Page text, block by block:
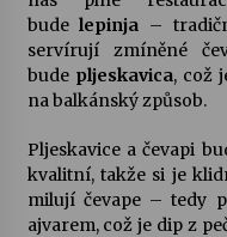
budelepinja –
servírují zmíněné
bude pljeskavica, což
na balkánský způsob.
Pljeskavice a čevapi
kvalitní, takže si je
milují čevape – tedy
ajvarem, což je dip z